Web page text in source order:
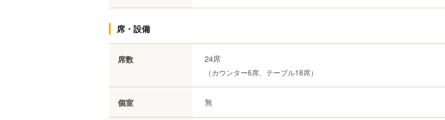
席・設備
席数 24席
（カウンター6席、テーブル18席）
個室 無